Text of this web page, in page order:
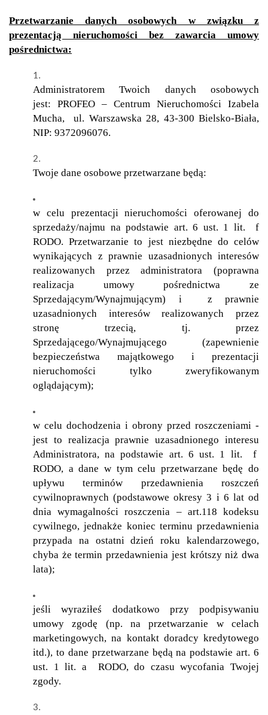
Przetwarzanie danych osobowych w związku z
prezentacją nieruchomości bez zawarcia umowy
pośrednictwa:
Administratorem Twoich danych osobowych
jest: PROFEO – Centrum Nieruchomości Izabela
Mucha, ul. Warszawska 28, 43-300 Bielsko-Biała,
NIP: 9372096076.
Twoje dane osobowe przetwarzane będą:
w celu prezentacji nieruchomości oferowanej do
sprzedaży/najmu na podstawie art. 6 ust. 1 lit. f
RODO. Przetwarzanie to jest niezbędne do celów
wynikających z prawnie uzasadnionych interesów
realizowanych przez administratora (poprawna
realizacja umowy pośrednictwa ze
Sprzedającym/Wynajmującym) i z prawnie
uzasadnionych interesów realizowanych przez
stronę trzecią, tj. przez
Sprzedającego/Wynajmującego (zapewnienie
bezpieczeństwa majątkowego i prezentacji
nieruchomości tylko zweryfikowanym
oglądającym);
w celu dochodzenia i obrony przed roszczeniami -
jest to realizacja prawnie uzasadnionego interesu
Administratora, na podstawie art. 6 ust. 1 lit. f
RODO, a dane w tym celu przetwarzane będę do
upływu terminów przedawnienia roszczeń
cywilnoprawnych (podstawowe okresy 3 i 6 lat od
dnia wymagalności roszczenia – art.118 kodeksu
cywilnego, jednakże koniec terminu przedawnienia
przypada na ostatni dzień roku kalendarzowego,
chyba że termin przedawnienia jest krótszy niż dwa
lata);
jeśli wyraziłeś dodatkowo przy podpisywaniu
umowy zgodę (np. na przetwarzanie w celach
marketingowych, na kontakt doradcy kredytowego
itd.), to dane przetwarzane będą na podstawie art. 6
ust. 1 lit. a RODO, do czasu wycofania Twojej
zgody.